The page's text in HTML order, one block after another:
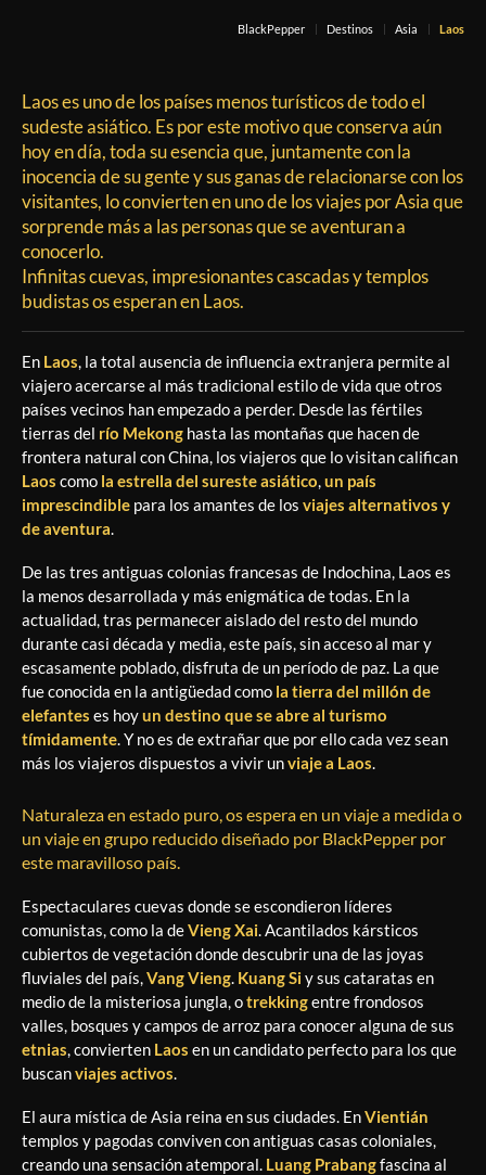
BlackPepper Destinos Asia Laos
Laos es uno de los países menos turísticos de todo el
sudeste asiático. Es por este motivo que conserva aún
hoy en día, toda su esencia que, juntamente con la
inocencia de su gente y sus ganas de relacionarse con los
visitantes, lo convierten en uno de los viajes por Asia que
sorprende más a las personas que se aventuran a
conocerlo.
Infinitas cuevas, impresionantes cascadas y templos
budistas os esperan en Laos.
En Laos, la total ausencia de influencia extranjera permite al
viajero acercarse al más tradicional estilo de vida que otros
países vecinos han empezado a perder. Desde las fértiles
tierras del río Mekong hasta las montañas que hacen de
frontera natural con China, los viajeros que lo visitan califican
Laos como la estrella del sureste asiático,un país
imprescindible para los amantes de los viajes alternativos y
de aventura.
De las tres antiguas colonias francesas de Indochina, Laos es
la menos desarrollada y más enigmática de todas. En la
actualidad, tras permanecer aislado del resto del mundo
durante casi década y media, este país, sin acceso al mar y
escasamente poblado, disfruta de un período de paz. La que
fue conocida en la antigüedad como la tierra del millón de
elefantes es hoyun destino que se abre al turismo
tímidamente. Y no es de extrañar que por ello cada vez sean
más los viajeros dispuestos a vivir unviaje a Laos.
Naturaleza en estado puro, os espera en un viaje a medida o
un viaje en grupo reducido diseñado por BlackPepper por
este maravilloso país.
Espectaculares cuevas donde se escondieron líderes
comunistas, como la deVieng Xai . Acantilados kársticos
cubiertos de vegetación donde descubrir una de las joyas
fluviales del país, Vang Vieng Kuang Siy sus cataratas en
medio de la misteriosa jungla, otrekkingentre frondosos
valles, bosques y campos de arroz para conocer alguna de sus
etnias , convierten Laos en un candidato perfecto para los que
buscanviajes activos
El aura mística de Asia reina en sus ciudades. EnVientián
templos y pagodas conviven con antiguas casas coloniales,
creando una sensación atemporal. Luang Prabangfascina al